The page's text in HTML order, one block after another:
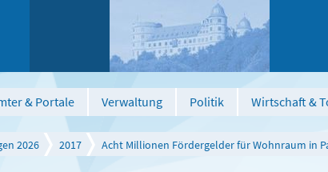
& Portale Verwaltung Politik Wirtschaft &
2026 2017 Acht Millionen Fördergelder für Wohnraum in